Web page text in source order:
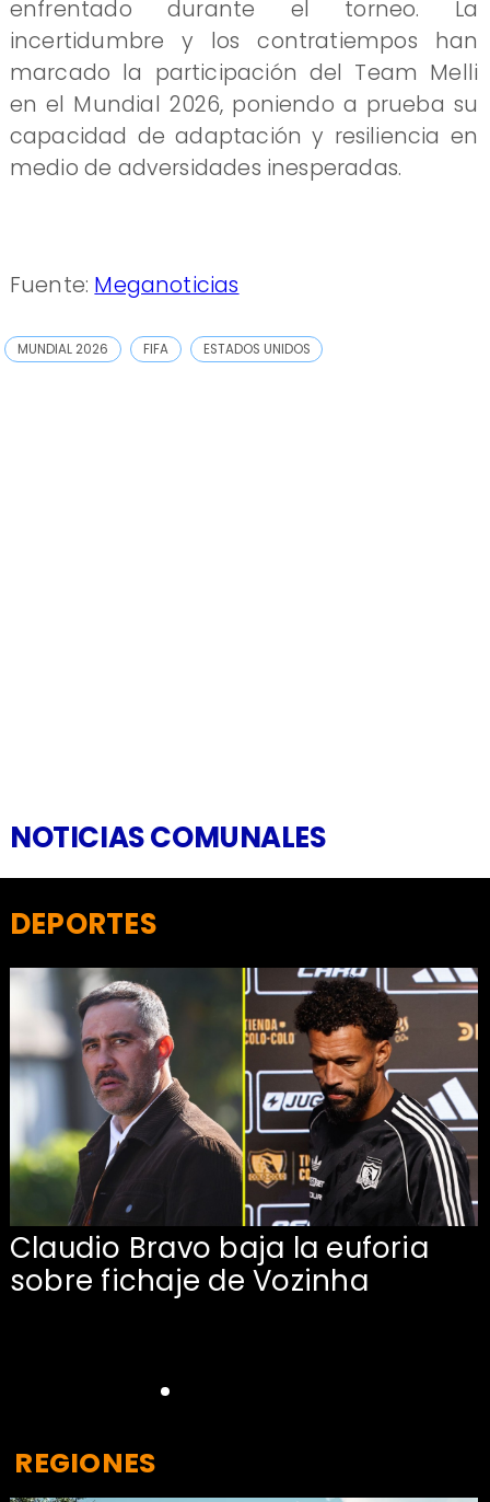
enfrentado durante el torneo. La
incertidumbre y los contratiempos han
marcado la participación del Team Melli
en el Mundial 2026, poniendo a prueba su
capacidad de adaptación y resiliencia en
medio de adversidades inesperadas.
Fuente: Meganoticias
MUNDIAL 2026 FIFA ESTADOS UNIDOS
NOTICIAS COMUNALES
Claudio Bravo baja la euforia
sobre fichaje de Vozinha
DEPORTES
REGIONES